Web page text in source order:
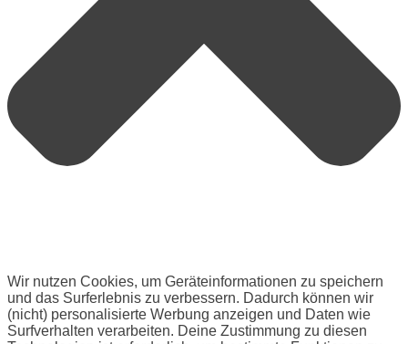
Wir nutzen Cookies, um Geräteinformationen zu speichern
und das Surferlebnis zu verbessern. Dadurch können wir
(nicht) personalisierte Werbung anzeigen und Daten wie
Surfverhalten verarbeiten. Deine Zustimmung zu diesen